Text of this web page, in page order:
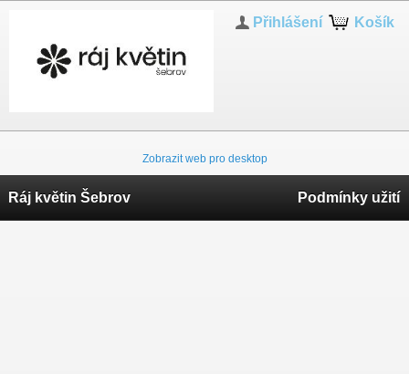
Košík
Přihlášení
Zobrazit web pro desktop
Ráj květin Šebrov Podmínky užití